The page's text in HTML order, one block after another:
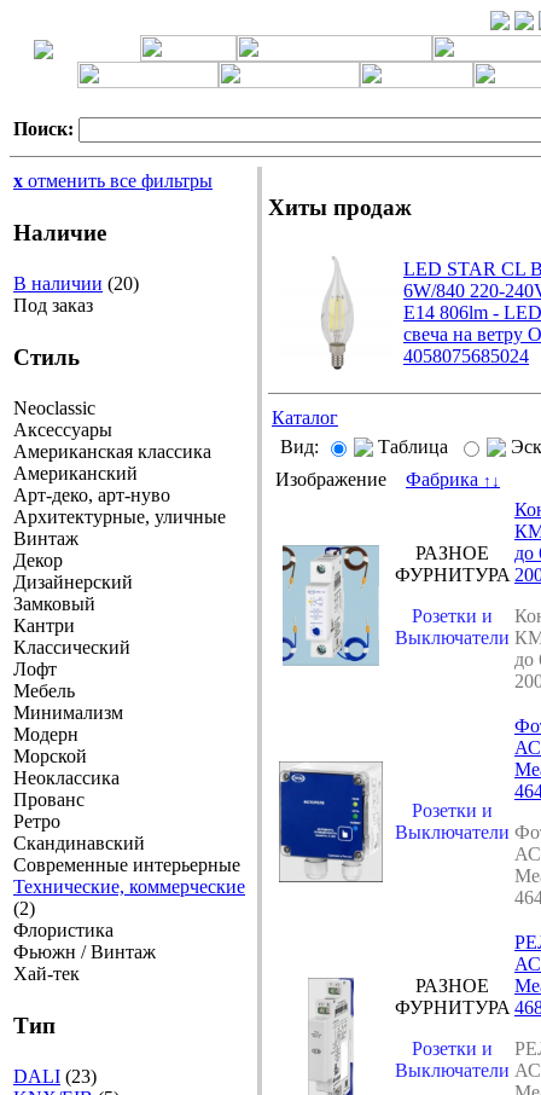
Поиск:
x отменить все фильтры
Наличие
В наличии (20)
Под заказ
Стиль
Neoclassic
Аксессуары
Американская классика
Американский
Арт-деко, арт-нуво
Архитектурные, уличные
Винтаж
Декор
Дизайнерский
Замковый
Кантри
Классический
Лофт
Мебель
Минимализм
Модерн
Морской
Неоклассика
Прованс
Ретро
Скандинавский
Современные интерьерные
Технические, коммерческие
(2)
Флористика
Фьюжн / Винтаж
Хай-тек
Тип
DALI (23)
Хиты продаж
LED STAR CL
6W/840 220-
E14 806lm -
свеча на ветру
4058075685024
Каталог
Вид:
Таблица
Изображение
Фабрика ↑ ↓
РАЗНОЕ
ФУРНИТУРА
Розетки и
Выключатели
до
до
Розетки и
Выключатели
РАЗНОЕ
ФУРНИТУРА
Розетки и
Выключатели